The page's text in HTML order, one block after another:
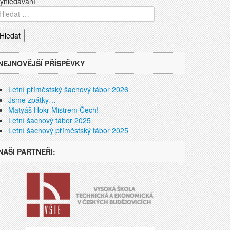
PŘÍSPĚVKY
Letní příměstský šachový tábor 2026
Jsme zpátky…
Matyáš Hokr Mistrem Čech!
Letní šachový tábor 2025
Letní šachový příměstský tábor 2025
PARTNEŘI: